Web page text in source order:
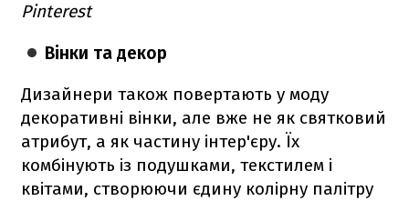
Pinterest
Вінки та декор
Дизайнери також повертають у моду
декоративні вінки, але вже не як святковий
атрибут, а як частину інтер'єру. Їх
комбінують із подушками, текстилем і
квітами, створюючи єдину колірну палітру